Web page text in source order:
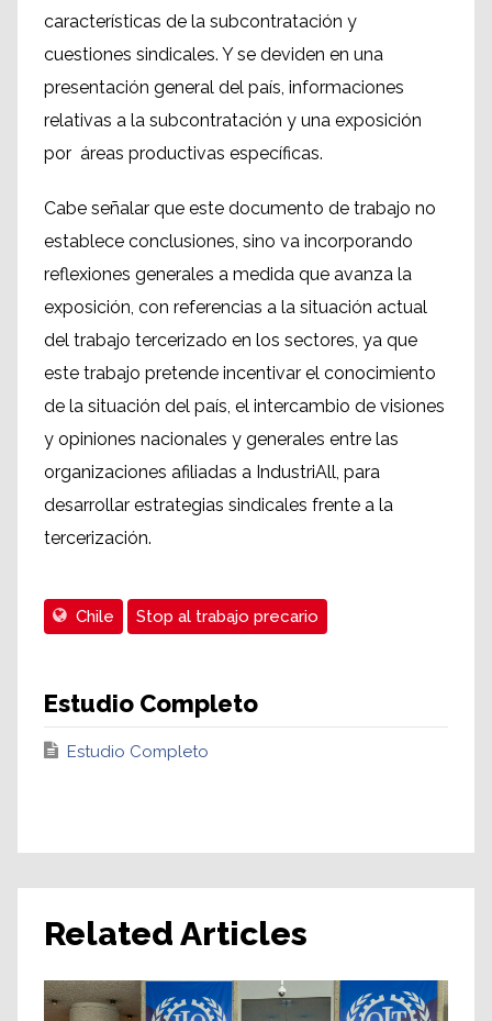
características de la subcontratación y
cuestiones sindicales. Y se deviden en una
presentación general del país, informaciones
relativas a la subcontratación y una exposición
por áreas productivas específicas.
Cabe señalar que este documento de trabajo no
establece conclusiones, sino va incorporando
reflexiones generales a medida que avanza la
exposición, con referencias a la situación actual
del trabajo tercerizado en los sectores, ya que
este trabajo pretende incentivar el conocimiento
de la situación del país, el intercambio de visiones
y opiniones nacionales y generales entre las
organizaciones afiliadas a IndustriAll, para
desarrollar estrategias sindicales frente a la
tercerización.
Chile Stop al trabajo precario
Estudio Completo
Estudio Completo
Related Articles